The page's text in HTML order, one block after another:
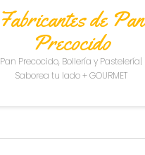
Fabricantes de Pan
Precocido
Pan Precocido, Bollería y Pastelería|
Saborea tu lado + GOURMET